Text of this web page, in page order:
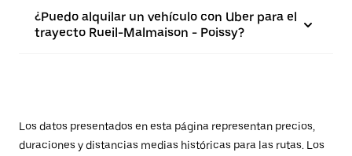
¿Puedo alquilar un vehículo con Uber para el
trayecto Rueil-Malmaison - Poissy?
Los datos presentados en esta página representan precios,
duraciones y distancias medias históricas para las rutas. Los